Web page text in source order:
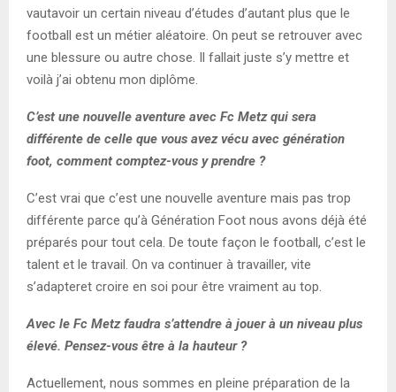
vautavoir un certain niveau d’études d’autant plus que le
football est un métier aléatoire. On peut se retrouver avec
une blessure ou autre chose. Il fallait juste s’y mettre et
voilà j’ai obtenu mon diplôme.
C’est une nouvelle aventure avec Fc Metz qui sera
différente de celle que vous avez vécu avec génération
foot, comment comptez-vous y prendre ?
C’est vrai que c’est une nouvelle aventure mais pas trop
différente parce qu’à Génération Foot nous avons déjà été
préparés pour tout cela. De toute façon le football, c’est le
talent et le travail. On va continuer à travailler, vite
s’adapteret croire en soi pour être vraiment au top.
Avec le Fc Metzfaudra s’attendre à jouer à un niveau plus
élevé. Pensez-vous être à la hauteur ?
Actuellement, nous sommes en pleine préparation de la